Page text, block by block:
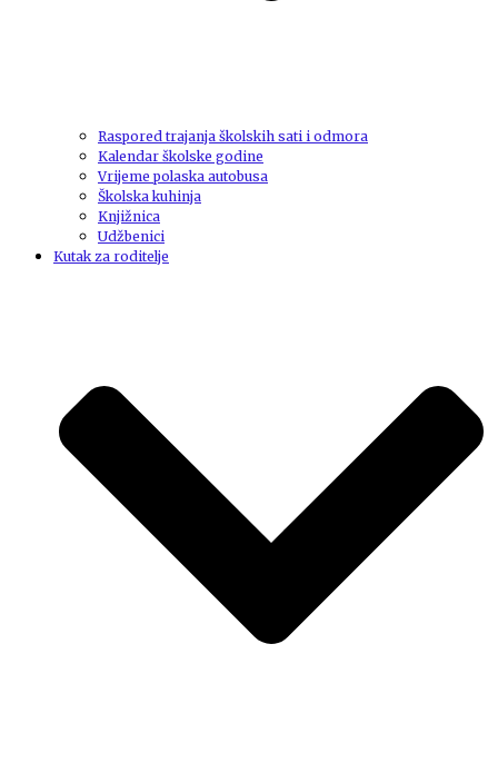
Raspored trajanja školskih sati i odmora
Kalendar školske godine
Vrijeme polaska autobusa
Školska kuhinja
Knjižnica
Udžbenici
Kutak za roditelje